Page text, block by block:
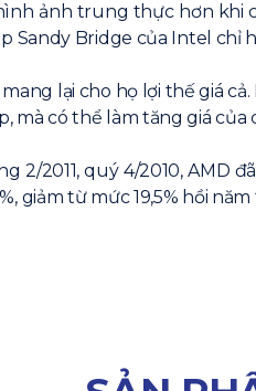
ảnh trung thực hơn
Sandy Bridge của Intel chỉ
lại cho họ lợi thế giá
mà có thể làm tăng giá của
2011, quý 4/2010, AMD
giảm từ mức 19,5% hồi